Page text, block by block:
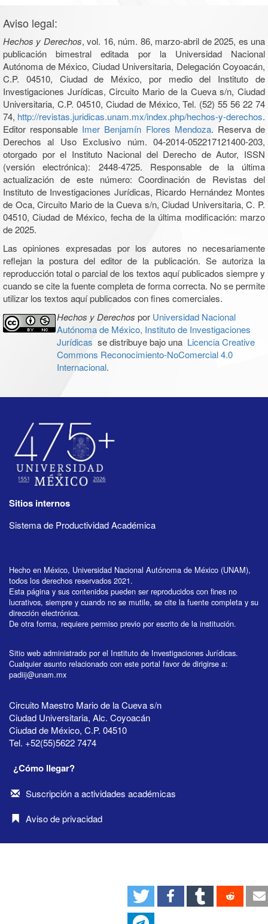
Aviso legal:
Hechos y Derechos, vol. 16, núm. 86, marzo-abril de 2025, es una
publicación bimestral editada por la Universidad Nacional
Autónoma de México, Ciudad Universitaria, Delegación Coyoacán,
C.P. 04510, Ciudad de México, por medio del Instituto de
Investigaciones Jurídicas, Circuito Mario de la Cueva s/n, Ciudad
Universitaria, C.P. 04510, Ciudad de México, Tel. (52) 55 56 22 74
74, http://revistas.juridicas.unam.mx/index.php/hechos-y-derechos.
Editor responsable Imer Benjamín Flores Mendoza. Reserva de
Derechos al Uso Exclusivo núm. 04-2014-052217121400-203,
otorgado por el Instituto Nacional del Derecho de Autor, ISSN
(versión electrónica): 2448-4725. Responsable de la última
actualización de este número: Coordinación de Revistas del
Instituto de Investigaciones Jurídicas, Ricardo Hernández Montes
de Oca, Circuito Mario de la Cueva s/n, Ciudad Universitaria, C. P.
04510, Ciudad de México, fecha de la última modificación: marzo
de 2025.
Las opiniones expresadas por los autores no necesariamente
reflejan la postura del editor de la publicación. Se autoriza la
reproducción total o parcial de los textos aquí publicados siempre y
cuando se cite la fuente completa de forma correcta. No se permite
utilizar los textos aquí publicados con fines comerciales.
Hechos y Derechos por Universidad Nacional
Autónoma de México, Instituto de Investigaciones
Jurídicas se distribuye bajo una Licencia Creative
Commons Reconocimiento-NoComercial 4.0
Internacional.
Sitios internos
Sistema de Productividad Académica
Hecho en México, Universidad Nacional Autónoma de México (UNAM),
todos los derechos reservados 2021.
Esta página y sus contenidos pueden ser reproducidos con fines no
lucrativos, siempre y cuando no se mutile, se cite la fuente completa y su
dirección electrónica.
De otra forma, requiere permiso previo por escrito de la institución.
Sitio web administrado por el Instituto de Investigaciones Jurídicas.
Cualquier asunto relacionado con este portal favor de dirigirse a:
padiij@unam.mx
Circuito Maestro Mario de la Cueva s/n
Ciudad Universitaria, Alc. Coyoacán
Ciudad de México, C.P. 04510
Tel. +52(55)5622 7474
¿Cómo llegar?
Suscripción a actividades académicas
Aviso de privacidad